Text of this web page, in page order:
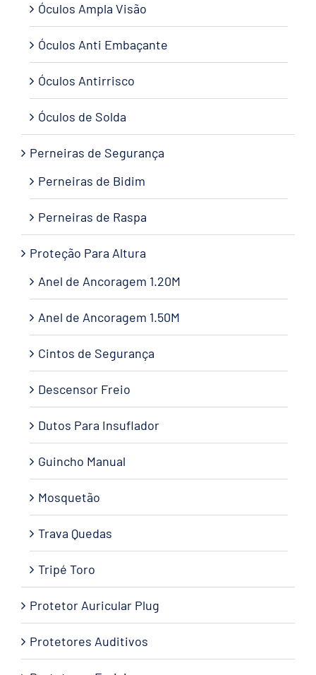
Óculos Ampla Visão
Óculos Anti Embaçante
Óculos Antirrisco
Óculos de Solda
Perneiras de Segurança
Perneiras de Bidim
Perneiras de Raspa
Proteção Para Altura
Anel de Ancoragem 1.20M
Anel de Ancoragem 1.50M
Cintos de Segurança
Descensor Freio
Dutos Para Insuflador
Guincho Manual
Mosquetão
Trava Quedas
Tripé Toro
Protetor Auricular Plug
Protetores Auditivos